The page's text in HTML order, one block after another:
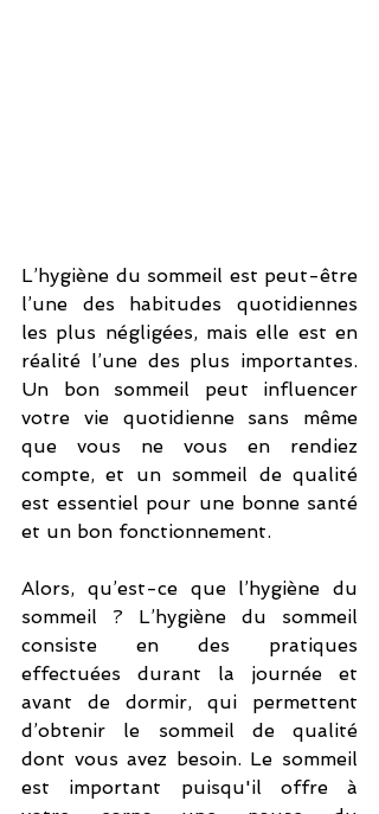
L’hygiène du sommeil est peut-être
l’une des habitudes quotidiennes
les plus négligées, mais elle est en
réalité l’une des plus importantes.
Un bon sommeil peut influencer
votre vie quotidienne sans même
que vous ne vous en rendiez
compte, et un sommeil de qualité
est essentiel pour une bonne santé
et un bon fonctionnement.
Alors, qu’est-ce que l’hygiène du
sommeil ? L’hygiène du sommeil
consiste en des pratiques
effectuées durant la journée et
avant de dormir, qui permettent
d’obtenir le sommeil de qualité
dont vous avez besoin. Le sommeil
est important puisqu'il offre à